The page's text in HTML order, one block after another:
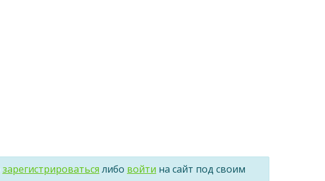
зарегистрироваться либо войти на сайт под своим